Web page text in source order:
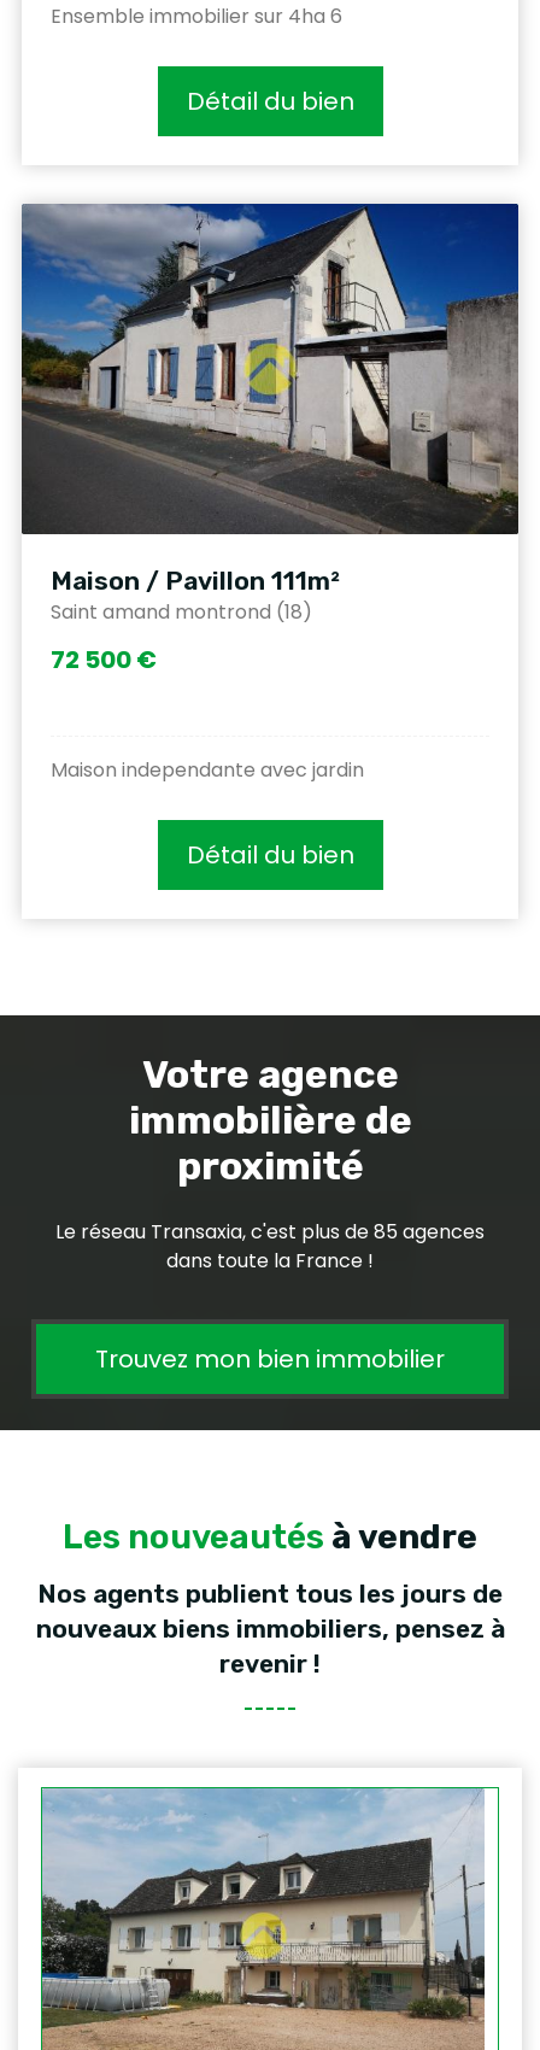
Ensemble immobilier sur 4ha 6
Détail du bien
Maison / Pavillon 111m²
Saint amand montrond (18)
72 500 €
Maison independante avec jardin
Détail du bien
Votre agence
immobilière de
proximité
Le réseau Transaxia, c'est plus de 85 agences
dans toute la France !
Trouvez mon bien immobilier
Les nouveautés à vendre
Nos agents publient tous les jours de
nouveaux biens immobiliers, pensez à
revenir !